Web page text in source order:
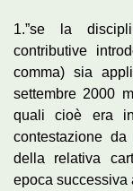
1.”se la
contributive
comma) sia
settembre 2000
quali cioè era
contestazione
della relativa
epoca successiva